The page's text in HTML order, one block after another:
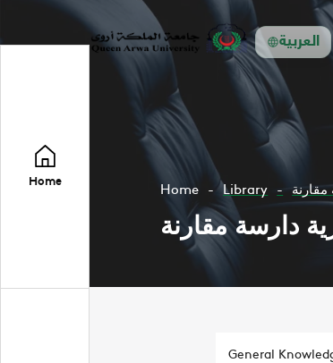
العربية
Home Home Library مقارنة
دارسة مقارنة
General